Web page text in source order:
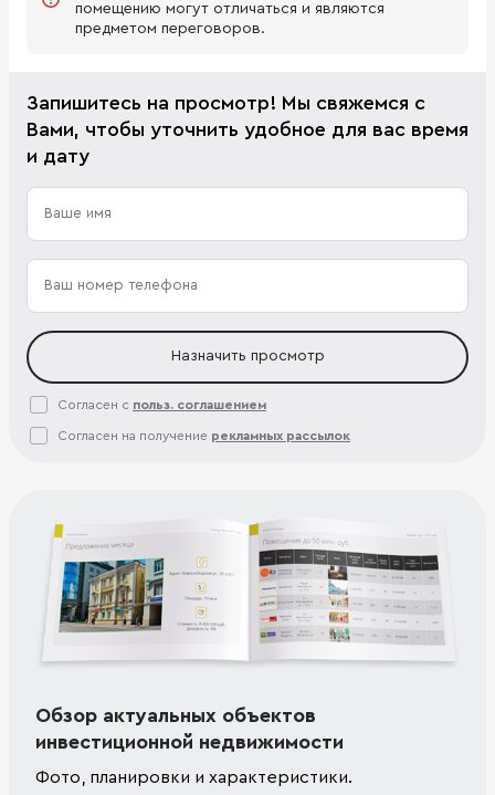
помещению могут отличаться и являются
предметом переговоров.
Запишитесь на просмотр! Мы свяжемся с
Вами, чтобы уточнить удобное для вас время
и дату
Назначить просмотр
Согласен с польз. соглашением
Согласен на получение рекламных рассылок
Обзор актуальных объектов
инвестиционной недвижимости
Фото, планировки и характеристики.